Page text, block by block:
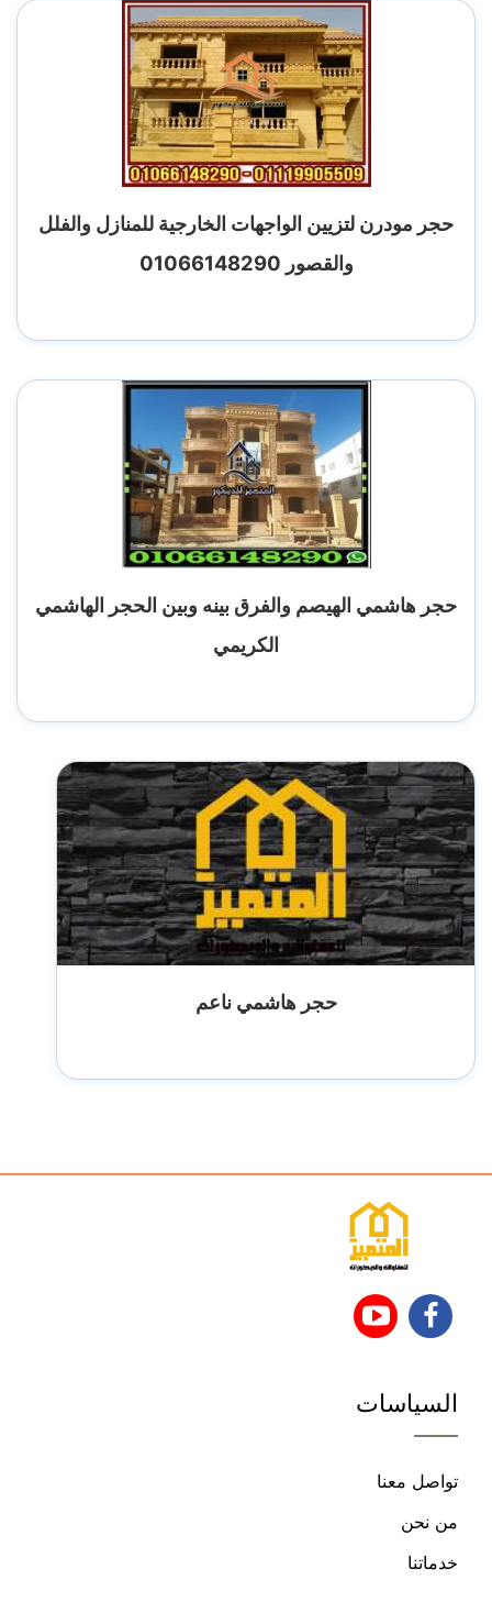
حجر مودرن لتزيين الواجهات الخارجية للمنازل والفلل
والقصور 01066148290
حجر هاشمي الهيصم والفرق بينه وبين الحجر الهاشمي
الكريمي
حجر هاشمي ناعم
تابعنا
فيسبوك
تابعنا
السياسات
تواصل معنا
من نحن
خدماتنا